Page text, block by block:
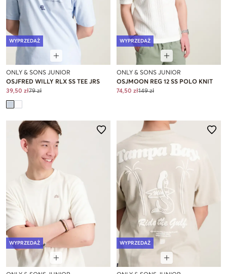
WYPRZEDAŻ
ONLY & SONS JUNIOR
OSJFRED WILLY RLX SS TEE JRS
39,50 zł79 zł
WYPRZEDAŻ
ONLY & SONS JUNIOR
OSJMOON REG 12 SS POLO KNIT
74,50 zł149 zł
WYPRZEDAŻ WYPRZEDAŻ